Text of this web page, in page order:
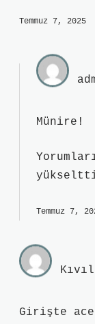
Temmuz 7, 2025
Münire!
Temmuz 7,
Girişte